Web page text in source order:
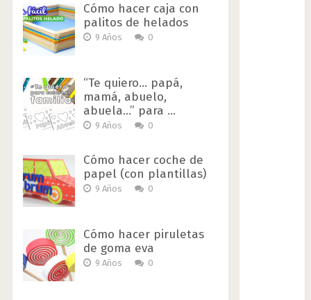
Cómo hacer caja con
palitos de helados
9 Años 0
“Te quiero… papá,
mamá, abuelo,
abuela…” para …
9 Años 0
Cómo hacer coche de
papel (con plantillas)
9 Años 0
Cómo hacer piruletas
de goma eva
9 Años 0